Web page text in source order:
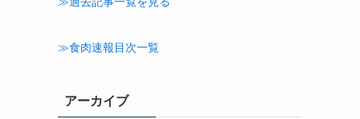
ゴ
ー
≫食肉速報目次一覧
アーカイブ